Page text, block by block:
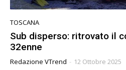
TOSCANA
Sub disperso: ritrovato il
32enne
Redazione VTrend - 12 Ottobre 2025